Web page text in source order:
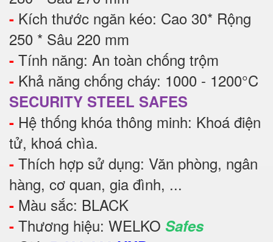
- Kích thước ngăn kéo: Cao 30* Rộng
250 * Sâu 220 mm
- Tính năng: An toàn chống trộm
- Khả năng chống cháy: 1000 - 1200°C
SECURITY STEEL SAFES
- Hệ thống khóa thông minh: Khoá điện
tử, khoá chìa.
- Thích hợp sử dụng: Văn phòng, ngân
hàng, cơ quan, gia đình, ...
- Màu sắc: BLACK
- Thương hiệu: WELKO Safes